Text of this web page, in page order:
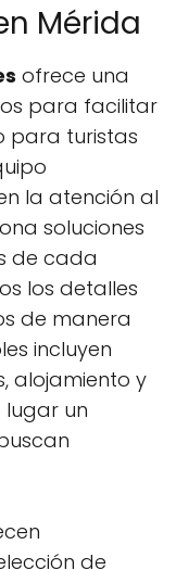
Mérida
ofrece una
para facilitar
para turistas
la atención al
soluciones
de cada
los detalles
de manera
incluyen
alojamiento y
lugar un
de